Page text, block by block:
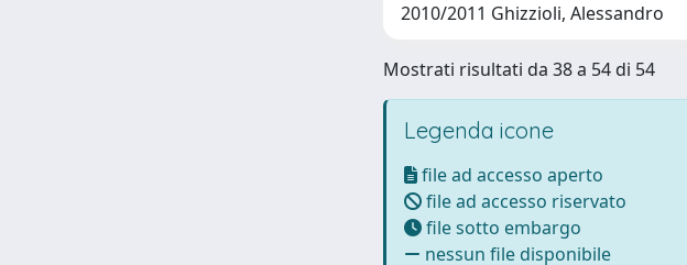
2010/2011 Ghizzioli, Alessandro
Mostrati risultati da 38 a 54 di 54
Legenda icone
file ad accesso aperto
file ad accesso riservato
file sotto embargo
nessun file disponibile